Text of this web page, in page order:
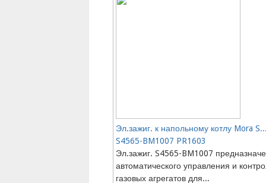
Эл.зажиг. к напольному котлу Mora
S4565-BM1007 PR1603
Эл.зажиг. S4565-BM1007
автоматического управления и
газовых агрегатов для...